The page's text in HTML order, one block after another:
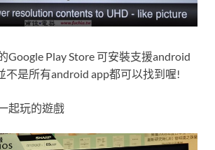
Google Play Store 可安裝支援android
不是所有android app都可以找到喔!
起玩的遊戲